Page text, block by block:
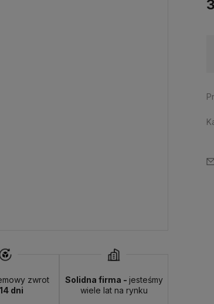
zwrot
dni
Solidna firma - jesteśmy
wiele lat na rynku